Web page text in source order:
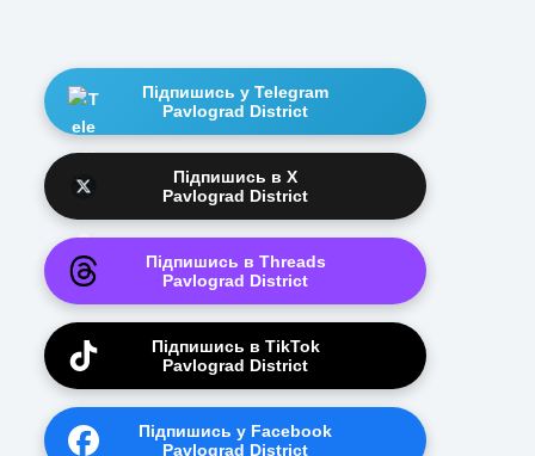
Підпишись у Telegram
Pavlograd District
Підпишись в X
Pavlograd District
Підпишись в Threads
Pavlograd District
Підпишись в TikTok
Pavlograd District
Підпишись у Facebook
Pavlograd District